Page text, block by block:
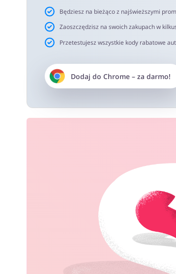
Będziesz na bieżąco z najświeższymi
Zaoszczędzisz na swoich zakupach w
Przetestujesz wszystkie kody rabatowe
Dodaj do Chrome– za darmo!